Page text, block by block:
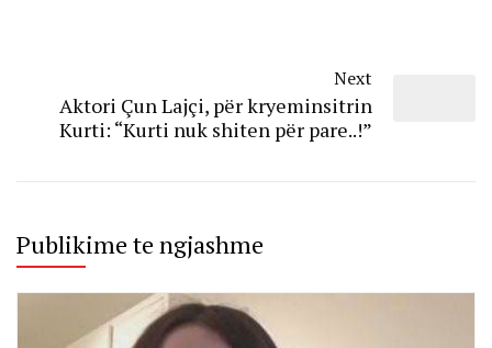
Next
Aktori Çun Lajçi, për kryeminsitrin
Kurti: “Kurti nuk shiten për pare..!”
Publikime te ngjashme